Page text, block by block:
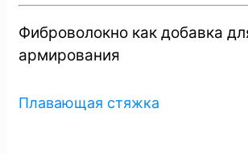
Фиброволокно как добавка
армирования
Плавающая стяжка